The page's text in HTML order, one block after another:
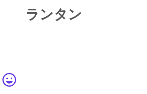
ランタン